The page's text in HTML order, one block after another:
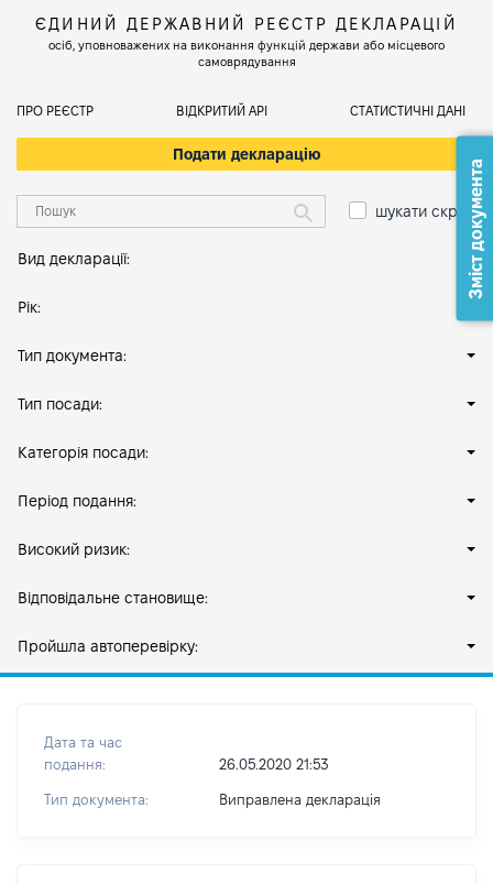
ЄДИНИЙ ДЕРЖАВНИЙ РЕЄСТР ДЕКЛАРАЦІЙ
осіб, уповноважених на виконання функцій держави або місцевого
самоврядування
ПРО РЕЄСТР ВІДКРИТИЙ АРІ СТАТИСТИЧНІ ДАНІ
Подати декларацію
шукати скрізь
Вид декларації:
Рік:
Тип документа:
Тип посади:
Категорія посади:
Період подання:
Високий ризик:
Відповідальне становище:
Пройшла автоперевірку:
Дата та час
подання:
26.05.2020 21:53
Тип документа: Виправлена декларація
Зміст документа